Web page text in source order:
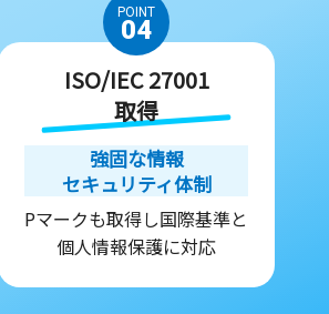
POINT
04
ISO/IEC 27001
取得
強固な情報
セキュリティ体制
Pマークも取得し国際基準と
個人情報保護に対応